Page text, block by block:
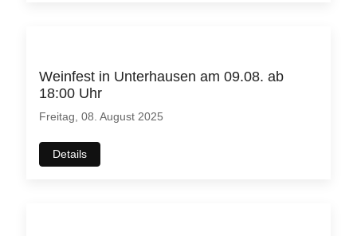
Weinfest in Unterhausen am 09.08. ab
18:00 Uhr
Freitag, 08. August 2025
Details